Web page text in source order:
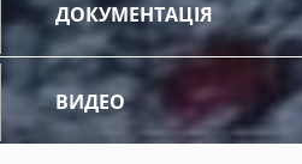
ДОКУМЕНТАЦІЯ
ВИДЕО